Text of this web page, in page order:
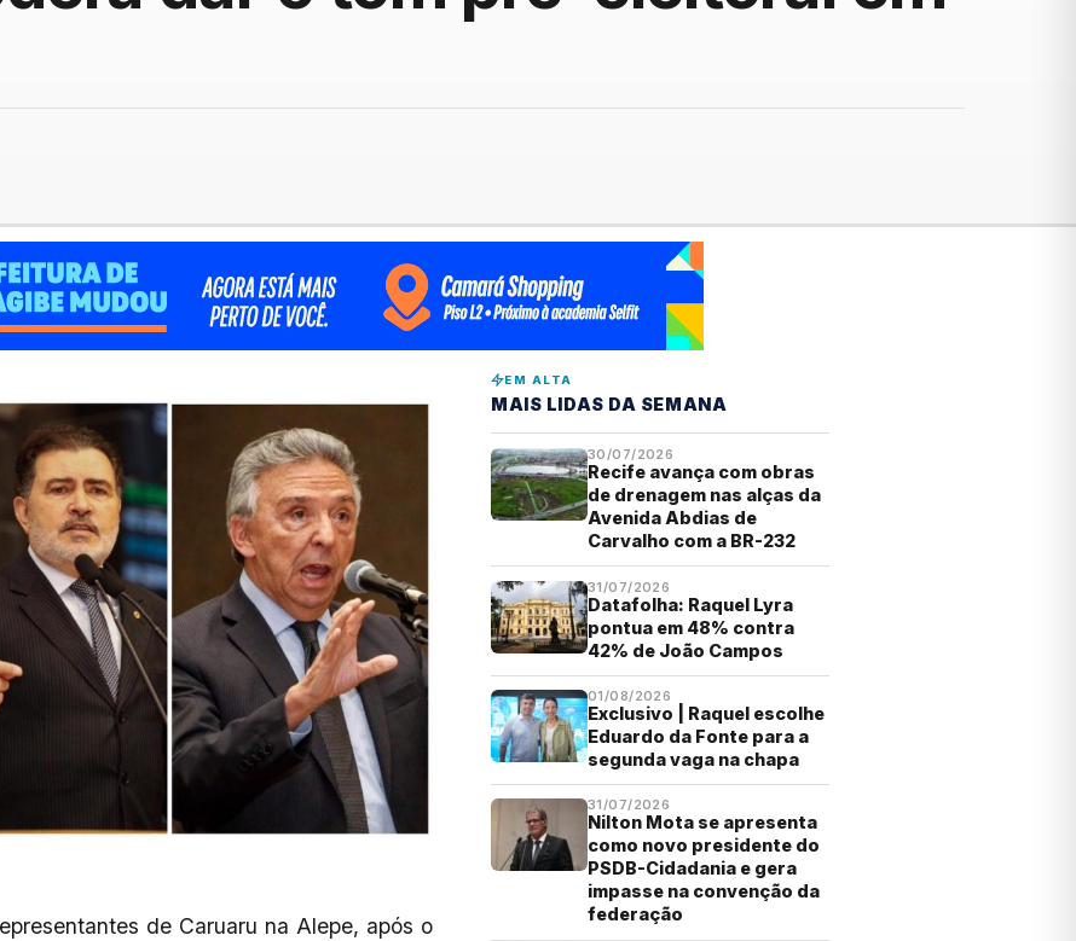
de Caruaru na Alepe, após o
EM ALTA
MAIS LIDAS DA SEMANA
30/07/2026
Recife avança com obras
de drenagem nas alças da
Avenida Abdias de
Carvalho com a BR-232
31/07/2026
Datafolha: Raquel Lyra
pontua em 48% contra
42% de João Campos
01/08/2026
Exclusivo | Raquel escolhe
Eduardo da Fonte para a
segunda vaga na chapa
31/07/2026
Nilton Mota se apresenta
como novo presidente do
PSDB-Cidadania e gera
impasse na convenção da
federação